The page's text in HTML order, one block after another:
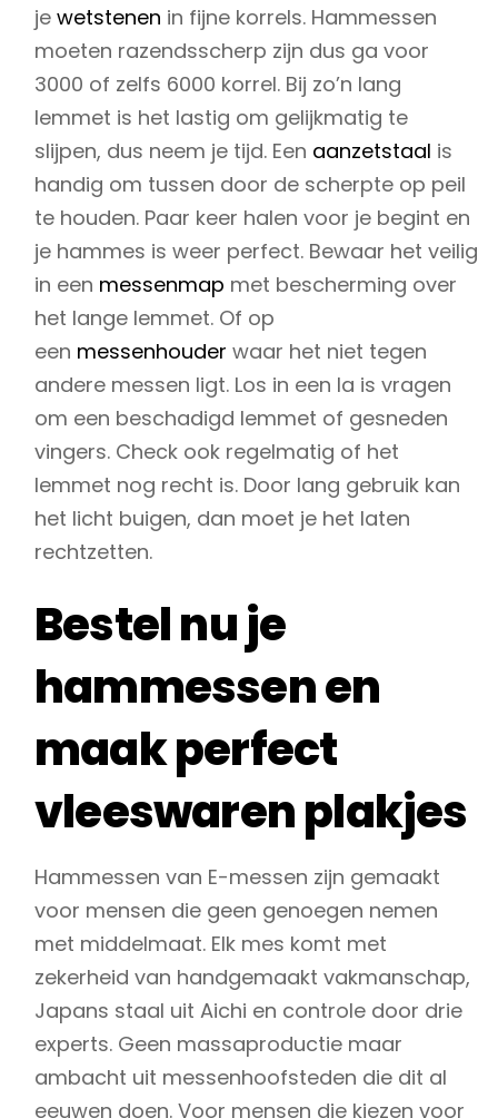
je wetstenen in fijne korrels. Hammessen
moeten razendsscherp zijn dus ga voor
3000 of zelfs 6000 korrel. Bij zo’n lang
lemmet is het lastig om gelijkmatig te
slijpen, dus neem je tijd. Een aanzetstaal is
handig om tussen door de scherpte op peil
te houden. Paar keer halen voor je begint en
je hammes is weer perfect. Bewaar het veilig
in een messenmap met bescherming over
het lange lemmet. Of op
een messenhouder waar het niet tegen
andere messen ligt. Los in een la is vragen
om een beschadigd lemmet of gesneden
vingers. Check ook regelmatig of het
lemmet nog recht is. Door lang gebruik kan
het licht buigen, dan moet je het laten
rechtzetten.
Bestel nu je
hammessen en
maak perfect
vleeswaren plakjes
Hammessen van E-messen zijn gemaakt
voor mensen die geen genoegen nemen
met middelmaat. Elk mes komt met
zekerheid van handgemaakt vakmanschap,
Japans staal uit Aichi en controle door drie
experts. Geen massaproductie maar
ambacht uit messenhoofsteden die dit al
eeuwen doen. Voor mensen die kiezen voor